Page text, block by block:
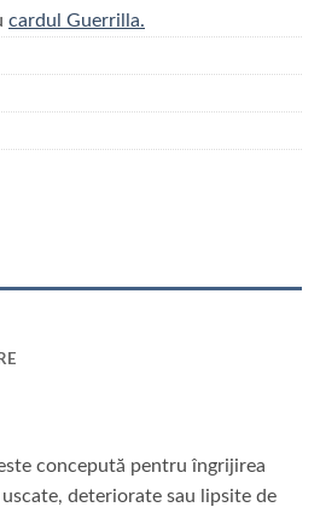
cardul Guerrilla.
concepută pentru îngrijirea
deteriorate sau lipsite de